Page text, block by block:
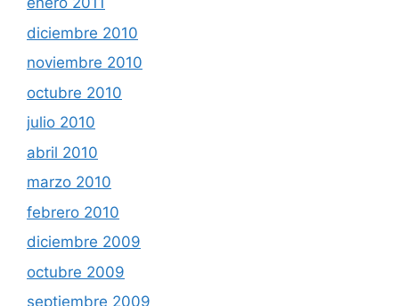
diciembre 2010
noviembre 2010
octubre 2010
julio 2010
abril 2010
marzo 2010
febrero 2010
diciembre 2009
octubre 2009
septiembre 2009